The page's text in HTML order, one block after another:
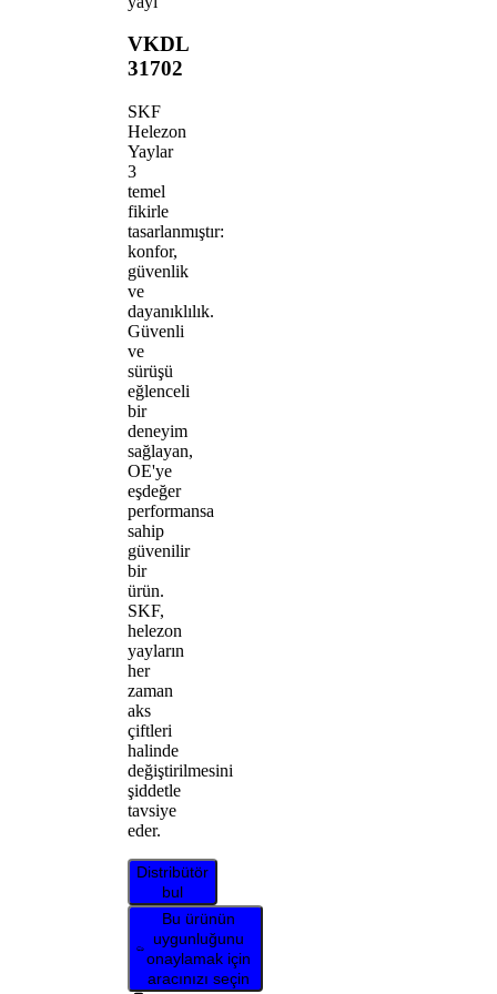
VKDL
31702
SKF
Helezon
Yaylar
3
temel
fikirle
tasarlanmıştır:
konfor,
güvenlik
ve
dayanıklılık.
Güvenli
ve
sürüşü
eğlenceli
bir
deneyim
sağlayan,
OE'ye
eşdeğer
performansa
sahip
güvenilir
bir
ürün.
SKF,
helezon
yayların
her
zaman
aks
çiftleri
halinde
değiştirilmesini
şiddetle
tavsiye
eder.
Distribütör
bul
Bu ürünün
uygunluğunu
onaylamak için
aracınızı seçin